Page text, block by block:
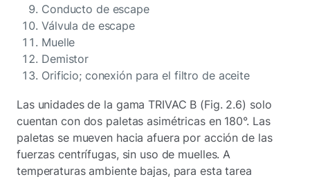
Conducto de escape
Válvula de escape
Muelle
Demistor
Orificio; conexión para el filtro de aceite
Las unidades de la gama TRIVAC B (Fig. 2.6) solo
cuentan con dos paletas asimétricas en 180°. Las
paletas se mueven hacia afuera por acción de las
fuerzas centrífugas, sin uso de muelles. A
temperaturas ambiente bajas, para esta tarea